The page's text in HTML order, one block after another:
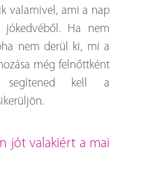
valamivel, ami a nap
jókedvéből. Ha nem
nem derül ki, mi a
még felnőttként
segítened kell a
jót valakiért a mai